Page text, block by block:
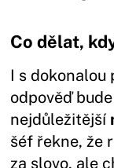
Co dělat,
I s dokonalou
odpověď
nejdůležitější
šéf řekne, že
za slovo, ale